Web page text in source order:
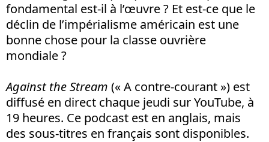
fondamental est-il à l’œuvre ? Et est-ce que le
déclin de l’impérialisme américain est une
bonne chose pour la classe ouvrière
mondiale ?
Against the Stream (« A contre-courant ») est
diffusé en direct chaque jeudi sur YouTube, à
19 heures. Ce podcast est en anglais, mais
des sous-titres en français sont disponibles.